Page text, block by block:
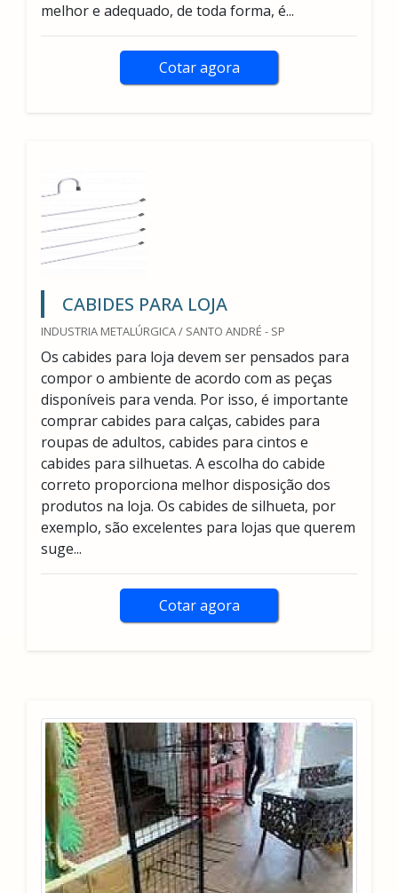
melhor e adequado, de toda forma, é...
Cotar agora
CABIDES PARA LOJA
INDUSTRIA METALÚRGICA / SANTO ANDRÉ - SP
Os cabides para loja devem ser pensados para
compor o ambiente de acordo com as peças
disponíveis para venda. Por isso, é importante
comprar cabides para calças, cabides para
roupas de adultos, cabides para cintos e
cabides para silhuetas. A escolha do cabide
correto proporciona melhor disposição dos
produtos na loja. Os cabides de silhueta, por
exemplo, são excelentes para lojas que querem
suge...
Cotar agora